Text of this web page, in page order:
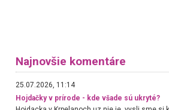
Najnovšie komentáre
25.07.2026, 11:14
Hojdačky v prírode - kde všade sú ukryté?